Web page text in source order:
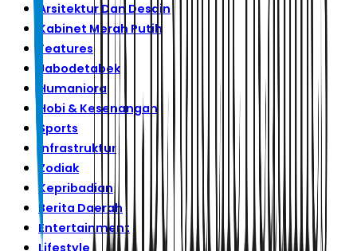
Arsitektur Dan Desain
Kabinet Merah Putih
Features
Jabodetabek
Humaniora
Hobi & Kesenangan
Sports
Infrastruktur
Zodiak
Kepribadian
Berita Daerah
Entertainment